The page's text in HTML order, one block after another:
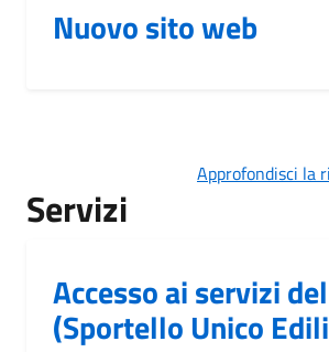
Nuovo sito web
Approfondisci la
Servizi
Accesso ai servizi
(Sportello Unico